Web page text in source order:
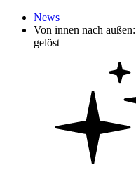
News
Von innen nach
gelöst